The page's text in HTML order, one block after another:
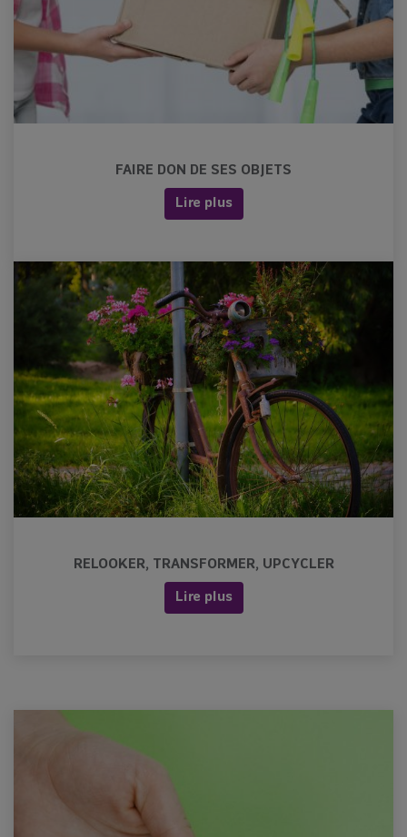
FAIRE DON DE SES OBJETS
Lire plus
RELOOKER, TRANSFORMER, UPCYCLER
Lire plus